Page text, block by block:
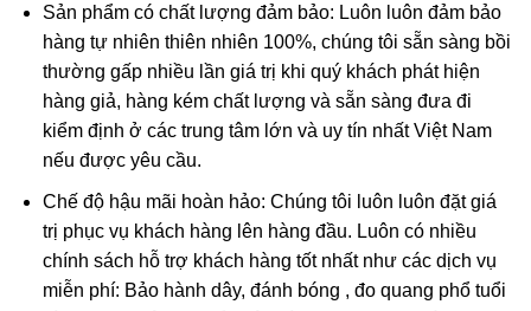
Âm Ngọc Jade có công dụng:
Hình tượng Quan Thế Âm Bồ Tát là biểu tượng của
điểm lành, lòng từ bi bác ái, hóa giải hung khí cho gia
chủ.
ý.
Tránh bị kẻ tiểu nhân hãm hại; tránh sự rủi ro, bất hạnh
xảy ra.
Sản phẩm có chất lượng đảm bảo: Luôn luôn đảm bảo
hàng tự nhiên thiên nhiên 100%, chúng tôi sẵn sàng bồi
thường gấp nhiều lần giá trị khi quý khách phát hiện
hàng giả, hàng kém chất lượng và sẵn sàng đưa đi
kiểm định ở các trung tâm lớn và uy tín nhất Việt Nam
nếu được yêu cầu.
Chế độ hậu mãi hoàn hảo: Chúng tôi luôn luôn đặt giá
trị phục vụ khách hàng lên hàng đầu. Luôn có nhiều
chính sách hỗ trợ khách hàng tốt nhất như các dịch vụ
miễn phí: Bảo hành dây, đánh bóng , đo quang phổ tuổi